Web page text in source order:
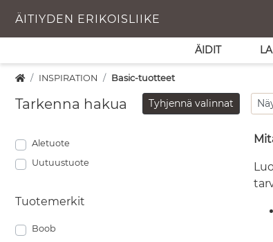
ÄITIYDEN ERIKOISLIIKE
ÄIDIT
INSPIRATION Basic-tuotteet
Tarkenna hakua Tyhjennä valinnat
Aletuote
Uutuustuote
Tuotemerkit
Boob